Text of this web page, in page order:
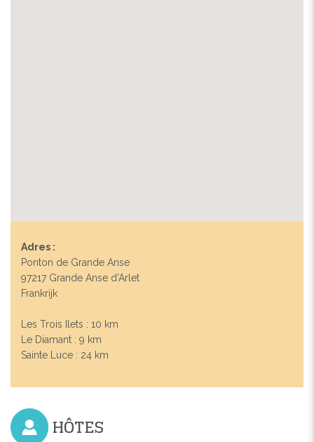
Previous
Adres :
Ponton de Grande Anse
97217 Grande Anse d’Arlet
Frankrijk
Les Trois Ilets : 10 km
Le Diamant : 9 km
Sainte Luce : 24 km
HÔTES